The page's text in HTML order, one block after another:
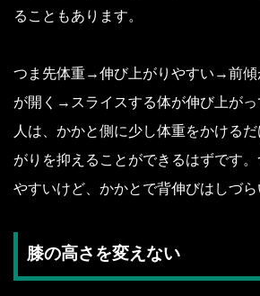
ることもあります。
つま先体重→伸び上がりやすい→前
が開く→スライスする体が伸び上がっ
人は、かかと側に少し体重をかける
がりを抑えることができるはずです
やすいけど、かかとで背伸びはしづら
膝の高さを変えない